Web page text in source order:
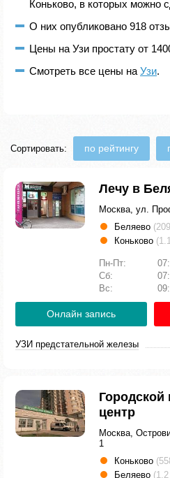
Коньково, в которых можно
О них опубликовано 918
Цены на Узи простату от
Смотреть все цены на Узи.
Сортировать: по рейтингу
Лечу в
Москва, ул.
Беляево
Коньково
Пн-Пт:
Сб:
Вс:
Онлайн запись
УЗИ предстательной железы
Городской
центр
Москва,
1
Коньково
Беляево